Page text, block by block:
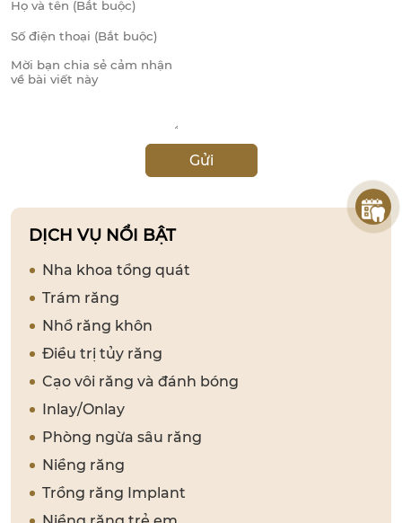
Gửi
DỊCH VỤ NỔI BẬT
Nha khoa tổng quát
Trám răng
Nhổ răng khôn
Điều trị tủy răng
Cạo vôi răng và đánh bóng
Inlay/Onlay
Phòng ngừa sâu răng
Niềng răng
Trồng răng Implant